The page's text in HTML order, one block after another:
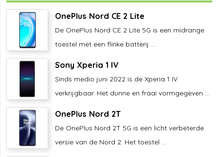
OnePlus Nord CE 2 Lite
De OnePlus Nord CE 2 Lite 5G is een midrange
toestel met een flinke batterij ...
Sony Xperia 1 IV
Sinds medio juni 2022 is de Xperia 1 IV
verkrijgbaar. Het dunne en fraai vormgegeven ...
OnePlus Nord 2T
De OnePlus Nord 2T 5G is een licht verbeterde
versie van de Nord 2. Het toestel ...